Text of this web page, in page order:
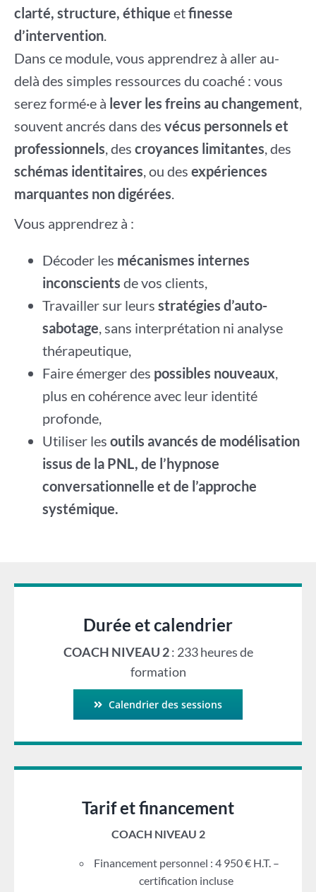
clarté, structure, éthique etfinesse
d’intervention.
Dans ce module, vous apprendrez à aller au-
delà des simples ressources du coaché : vous
serez formé·e à lever les freins au changement,
souvent ancrés dans des vécus personnels et
professionnels, des croyances limitantes, des
schémas identitaires, ou des expériences
marquantes non digérées.
Vous apprendrez à :
Décoder les mécanismes internes
inconscients de vos clients,
Travailler sur leurs stratégies d’auto-
sabotage, sans interprétation ni analyse
thérapeutique,
Faire émerger des possibles nouveaux,
plus en cohérence avec leur identité
profonde,
Utiliser les outils avancés de modélisation
issus de la PNL, de l’hypnose
conversationnelle et de l’approche
systémique.
Durée et calendrier
COACH NIVEAU 2: 233 heures de
formation
Calendrier des sessions
Tarif et financement
COACH NIVEAU 2
Financement personnel : 4 950 € H.T. –
certification incluse